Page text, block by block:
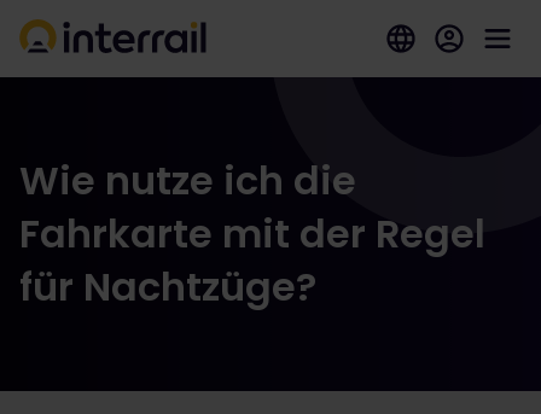
Wie nutze ich die
Fahrkarte mit der Regel
für Nachtzüge?